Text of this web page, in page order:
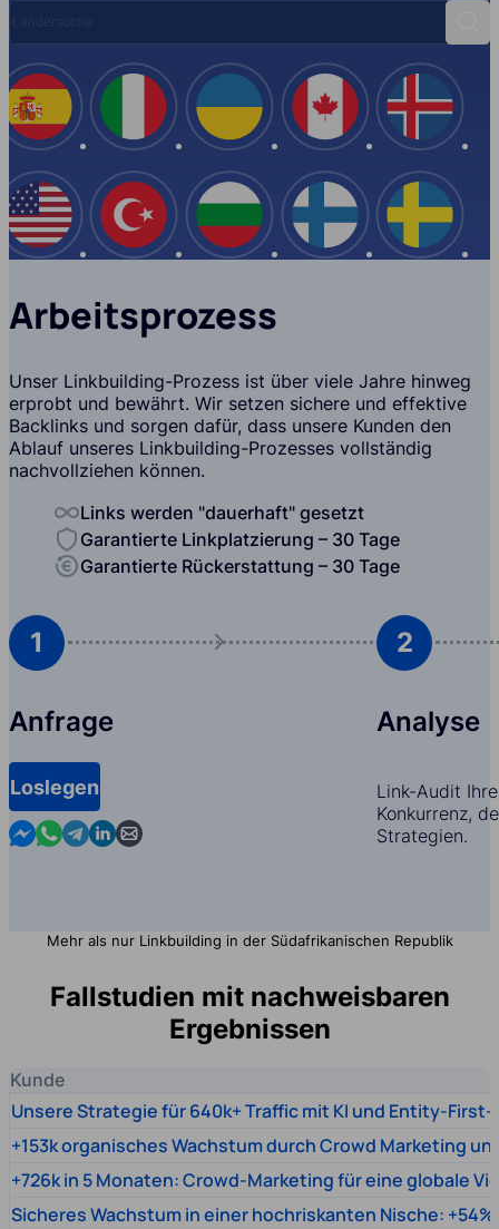
Spanien
USA
Italien
Türkei
Ukraine
Bulgarien
Kanada
Finnland
Island
Arbeitsprozess
Unser Linkbuilding-Prozess ist über viele Jahre hinweg
erprobt und bewährt. Wir setzen sichere und effektive
Backlinks und sorgen dafür, dass unsere Kunden den
Ablauf unseres Linkbuilding-Prozesses vollständig
nachvollziehen können.
Links werden "dauerhaft" gesetzt
Garantierte Linkplatzierung – 30 Tage
Garantierte Rückerstattung – 30 Tage
1
Anfrage
Loslegen
Contact us in Messenger
Contact us in WhatsApp
Contact us in Telegram
Contact us in Linkedin
Contact us by email
2
Analyse
Link-Audit
Konkurrenz,
Strategien.
Mehr als nur Linkbuilding in der Südafrikanischen Republik
Fallstudien mit nachweisbaren
Ergebnissen
Kunde
Unsere Strategie für 640k+ Traffic mit KI und Entity-
+153k organisches Wachstum durch Crowd Marketing
+726k in 5 Monaten: Crowd-Marketing für eine globale
Sicheres Wachstum in einer hochriskanten Nische: